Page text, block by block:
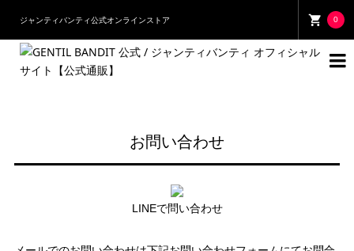
ジャンティバンティ公式オンラインストア 0

お問い合わせ
LINEで問い合わせ